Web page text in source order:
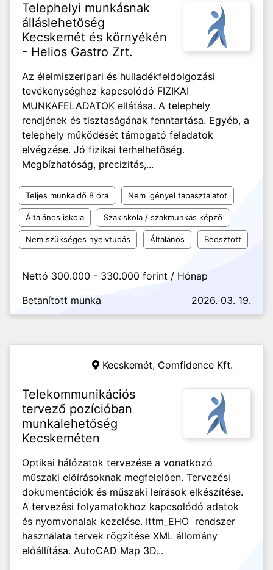
Telephelyi munkásnak
álláslehetőség
Kecskemét és környékén
- Helios Gastro Zrt.
Az élelmiszeripari és hulladékfeldolgozási
tevékenységhez kapcsolódó FIZIKAI
MUNKAFELADATOK ellátása. A telephely
rendjének és tisztaságának fenntartása. Egyéb, a
telephely működését támogató feladatok
elvégzése. Jó fizikai terhelhetőség.
Megbízhatóság, precizitás,...
Teljes munkaidő 8 óra Nem igényel tapasztalatot
Általános iskola Szakiskola / szakmunkás képző
Nem szükséges nyelvtudás Általános Beosztott
Nettó 300.000 - 330.000 forint / Hónap
Betanított munka
2026. 03. 19.
Kecskemét, Comfidence Kft.
Telekommunikációs
tervező pozícióban
munkalehetőség
Kecskeméten
Optikai hálózatok tervezése a vonatkozó
műszaki előírásoknak megfelelően. Tervezési
dokumentációk és műszaki leírások elkészítése.
A tervezési folyamatokhoz kapcsolódó adatok
és nyomvonalak kezelése. Ittm_EHO rendszer
használata tervek rögzítése XML állomány
előállítása. AutoCAD Map 3D...